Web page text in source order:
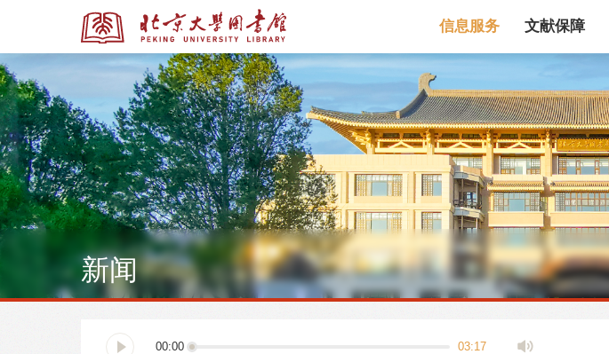
全部资源
全部资源 馆藏目录 论文、书、报告
多媒体资源 机构知识库 馆际互借
信息服务 文献保障
新闻
00:00 03:17